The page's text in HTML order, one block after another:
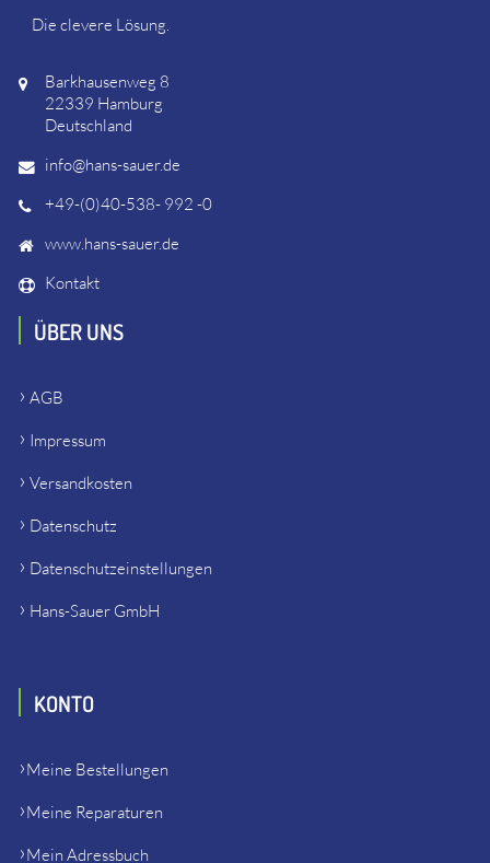
Die clevere Lösung.
Barkhausenweg 8
22339 Hamburg
Deutschland
info@hans-sauer.de
+49-(0)40-538- 992 -0
www.hans-sauer.de
Kontakt
ÜBER UNS
AGB
Impressum
Versandkosten
Datenschutz
Datenschutzeinstellungen
Hans-Sauer GmbH
KONTO
Meine Bestellungen
Meine Reparaturen
Mein Adressbuch